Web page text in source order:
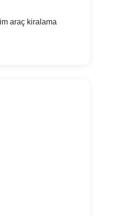
araç kiralama